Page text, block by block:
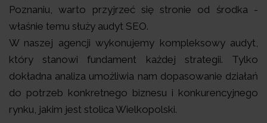
Poznaniu, warto przyjrzeć się stronie od środka -
właśnie temu służy audyt SEO.
W naszej agencji wykonujemy kompleksowy audyt,
który stanowi fundament każdej strategii. Tylko
dokładna analiza umożliwia nam dopasowanie działań
do potrzeb konkretnego biznesu i konkurencyjnego
rynku, jakim jest stolica Wielkopolski.